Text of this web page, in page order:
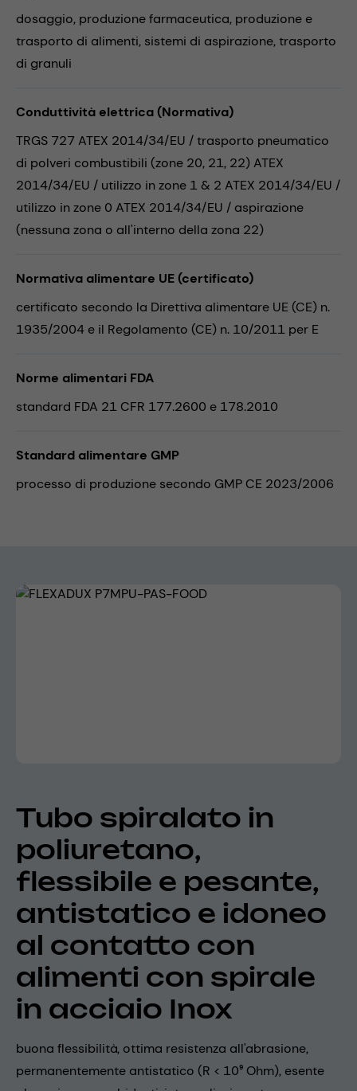
dosaggio, produzione farmaceutica, produzione e
trasporto di alimenti, sistemi di aspirazione,trasporto
di granuli
Conduttività elettrica (Normativa)
TRGS 727 ATEX 2014/34/EU / trasporto pneumatico
di polveri combustibili (zone 20, 21, 22) ATEX
2014/34/EU / utilizzo in zone 1 & 2 ATEX 2014/34/EU /
utilizzo in zone 0 ATEX 2014/34/EU / aspirazione
(nessuna zona o all'interno della zona 22)
Normativa alimentare UE (certificato)
certificato secondo la Direttiva alimentare UE (CE) n.
1935/2004 e il Regolamento (CE) n. 10/2011 per E
Norme alimentari FDA
standard FDA 21 CFR 177.2600 e 178.2010
Standard alimentare GMP
processo di produzione secondo GMP CE 2023/2006
Skip image gallery
Tubo spiralato in
poliuretano,
flessibile e pesante,
antistatico e idoneo
al contatto con
alimenti con spirale
in acciaio Inox
buona flessibilità, ottima resistenza all'abrasione,
permanentemente antistatico (R < 10⁹ Ohm), esente